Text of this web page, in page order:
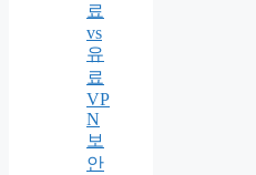
료
vs
유
료
VP
N
보
안